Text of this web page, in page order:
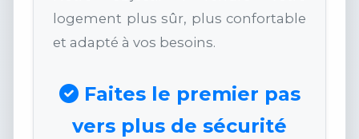
logement plus sûr, plus confortable
et adapté à vos besoins.
Faites le premier pas
vers plus de sécurité